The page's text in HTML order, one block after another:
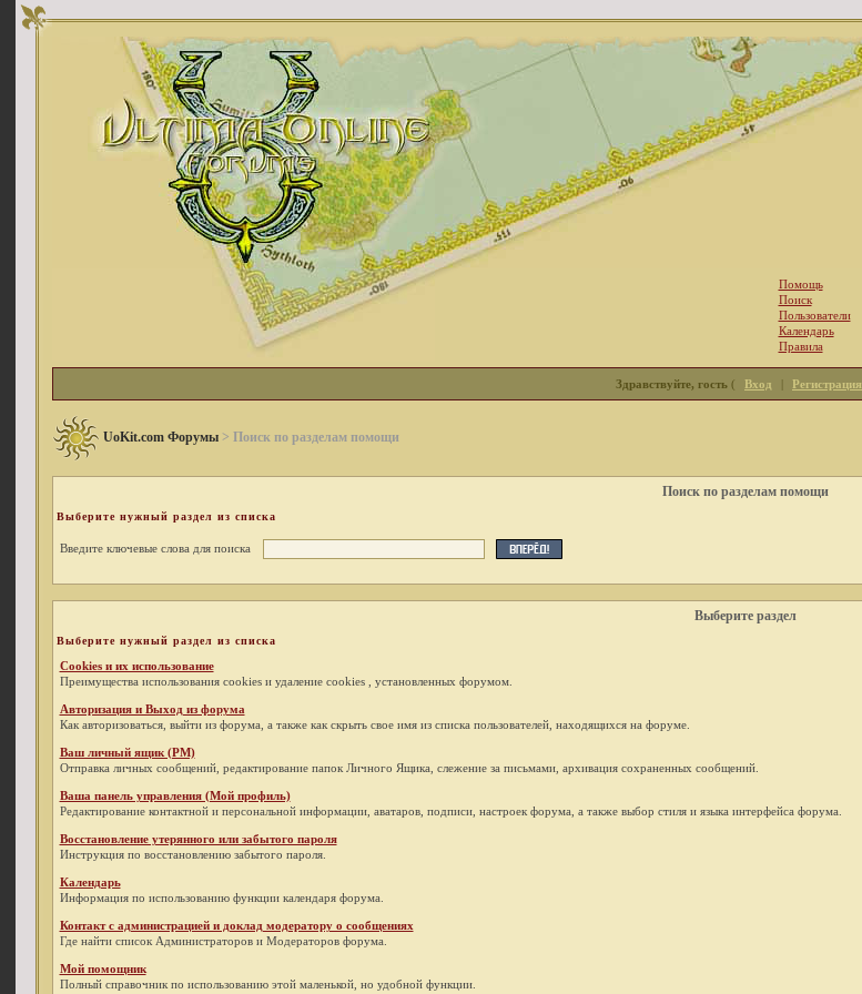
Помощь
Поиск
Пользователи
Календарь
Правила
Здравствуйте, гость ( Вход | Регистрация
UoKit.com Форумы> Поиск по разделам помощи
Поиск по разделам помощи
Выберите нужный раздел из списка
Введите ключевые слова для поиска
Выберите раздел
Выберите нужный раздел из списка
Cookies и их использование
Преимущества использования cookies и удаление cookies , установленных форумом.
Авторизация и Выход из форума
Как авторизоваться, выйти из форума, а также как скрыть свое имя из списка пользователей, находящихся на форуме.
Ваш личный ящик (PM)
Отправка личных сообщений, редактирование папок Личного Ящика, слежение за письмами, архивация сохраненных сообщений.
Ваша панель управления (Мой профиль)
Редактирование контактной и персональной информации, аватаров, подписи, настроек форума, а также выбор стиля и языка интерфейса форума.
Восстановление утерянного или забытого пароля
Инструкция по восстановлению забытого пароля.
Календарь
Информация по использованию функции календаря форума.
Контакт с администрацией и доклад модератору о сообщениях
Где найти список Администраторов и Модераторов форума.
Мой помощник
Полный справочник по использованию этой маленькой, но удобной функции.